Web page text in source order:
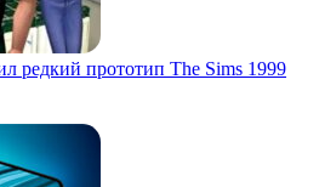
редкий прототип The Sims 1999